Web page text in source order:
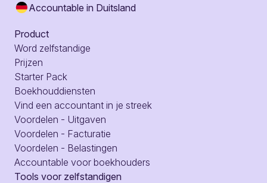
Accountable in Duitsland
Product
Word zelfstandige
Prijzen
Starter Pack
Boekhouddiensten
Vind een accountant in je streek
Voordelen - Uitgaven
Voordelen - Facturatie
Voordelen - Belastingen
Accountable voor boekhouders
Tools voor zelfstandigen